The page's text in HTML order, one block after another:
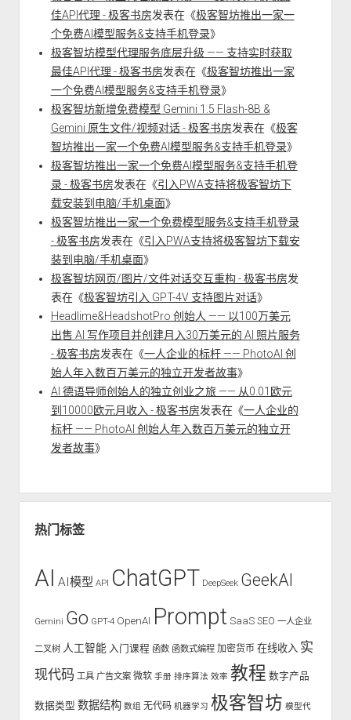
佳API代理 - 极客书房发表在《极客智坊推出一家一
个免费AI模型服务&支持手机登录》
极客智坊模型代理服务底层升级 —— 支持实时获取
最佳API代理 - 极客书房发表在《极客智坊推出一家
一个免费AI模型服务&支持手机登录》
极客智坊新增免费模型 Gemini 1.5 Flash-8B &
Gemini 原生文件/视频对话 - 极客书房发表在《极客
智坊推出一家一个免费AI模型服务&支持手机登录》
极客智坊推出一家一个免费AI模型服务&支持手机登
录 - 极客书房发表在《引入PWA支持将极客智坊下
载安装到电脑/手机桌面》
极客智坊推出一家一个免费模型服务&支持手机登录
- 极客书房发表在《引入PWA支持将极客智坊下载安
装到电脑/手机桌面》
极客智坊网页/图片/文件对话交互重构 - 极客书房发
表在《极客智坊引入 GPT-4V 支持图片对话》
Headlime&HeadshotPro 创始人 —— 以100万美元
出售 AI 写作项目并创建月入30万美元的 AI 照片服务
- 极客书房发表在《一人企业的标杆 —— PhotoAI 创
始人年入数百万美元的独立开发者故事》
AI 德语导师创始人的独立创业之旅 —— 从0.01欧元
到10000欧元月收入 - 极客书房发表在《一人企业的
标杆 —— PhotoAI 创始人年入数百万美元的独立开
发者故事》
热门标签
AI AI模型 API ChatGPT DeepSeek GeekAI
Gemini Go GPT-4 OpenAI Prompt SaaS SEO 一人企业
二叉树 人工智能 入门课程 函数 函数式编程 加密货币 在线收入 实
现代码 工具 广告文案 微软 手册 排序算法 效率 教程 数字产品
数据类型 数据结构 数组 无代码 机器学习 极客智坊 模型代